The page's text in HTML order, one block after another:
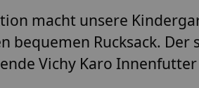
macht unsere
bequemen Rucksack.
Vichy Karo